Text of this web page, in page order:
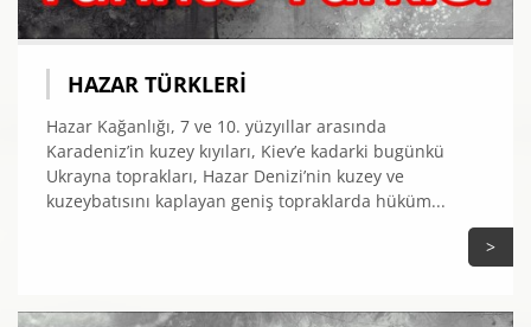
HAZAR TÜRKLERI
Hazar Kağanlığı, 7 ve 10. yüzyıllar arasında
Karadeniz’in kuzey kıyıları, Kiev’e kadarki bugünkü
Ukrayna toprakları, Hazar Denizi’nin kuzey ve
kuzeybatısını kaplayan geniş topraklarda hüküm...
>